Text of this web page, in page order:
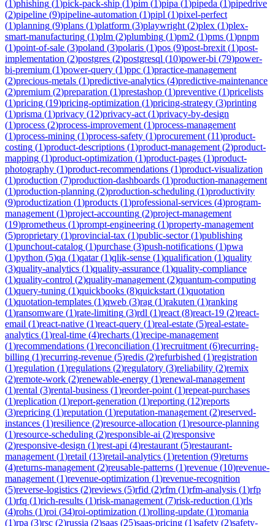
(1)phishing (1)pick-pack-ship (1)pim (1)pipa (1)pipeda (1)pipedrive
(2)pipeline (9)pipeline-automation (1)pipl (1)pixel-perfect
(1)planning (9)plans (1)platform (3)playwright (2)plex (1)plex-
smart-manufacturing (1)plm (2)plumbing (1)pm2 (1)pms (1)pnpm
(1)point-of-sale (3)poland (3)polaris (1)pos (9)post-brexit (1)post-
implementation (2)postgres (2)postgresql (10)power-bi (79)power-
bi-premium (1)power-query (1)ppc (1)practice-management
(2)precious-metals (1)predictive-analytics (4)predictive-maintenance
(2)premium (2)preparation (1)prestashop (1)preventive (1)pricelists
(1)pricing (19)pricing-optimization (1)pricing-strategy (3)printing
(1)prisma (1)privacy (12)privacy-act (1)privacy-by-design
(1)process (2)process-improvement (1)process-management
(1)process-mining (1)process-safety (1)procurement (11)product-
costing (1)product-descriptions (1)product-management (2)product-
mapping (1)product-optimization (1)product-pages (1)product-
photography (1)product-recommendations (1)product-visualization
(1)production (7)production-dashboards (1)production-management
(1)production-planning (2)production-scheduling (1)productivity
(9)productization (1)products (1)professional-services (4)program-
management (1)project-accounting (2)project-management
(19)prometheus (1)prompt-engineering (1)property-management
(5)proprietary (1)provincial-tax (1)public-sector(1)publishing
(1)punchout-catalog (1)purchase (3)push-notifications (1)pwa
(1)python (5)qa (1)qatar(1)qlik-sense (1)qualification (1)quality
(3)quality-analytics (1)quality-assurance (1)quality-compliance
(1)quality-control (2)quality-management (2)quantum-computing
(1)query-tuning (1)quickbooks (8)quickstart (1)quotation
(1)quotation-templates (1)qweb (3)rag (1)rakuten (1)ranking
(1)ransomware (1)rate-limiting (3)rdl (1)react (8)react-19 (2)react-
email (1)react-native (1)react-query (1)real-estate (5)real-estate-
analytics (1)real-time (4)recharts (1)recipe-management
(1)recommendations (1)reconciliation (1)recruitment (6)recurring-
billing (1)recurring-revenue (5)redis (2)refurbished (1)registration
(1)regulation (1)regulations (2)regulatory (3)reliability (2)remix
(2)remote-work (2)renewable-energy (1)renewal-management
(1)rental (3)rental-business (1)reorder-point (1)repeat-purchases
(1)replication (1)report-generation (1)reporting (12)reports
(3)repricing (1)reputation (1)reputation-management (2)reserved-
instances (1)resilience (2)resource-allocation (1)resource-planning
(1)resource-scheduling (2)responsible-ai (2)responsive
(2)responsive-design (1)rest-api (4)restaurant (5)restaurant-
management (1)retail (13)retail-analytics (1)retention (9)returns
(4)returns-management (2)reusable-patterns (1)revenue (10)revenue-
management (1)revenue-optimization (1)revenue-recognition
(5)reverse-logistics (2)reviews (5)rfid (2)rfm (1)rfm-analysis (1)rfp
(1)rfq (1)rich-results (1)risk-management (7)risk-reduction (1)rls
(4)rohs (1)roi (34)roi-optimization (1)rolling-update (1)romania
(1)rpa (3)rsc (2)russia (2)saas (25)saas-pricing (1)safety (2)safety-